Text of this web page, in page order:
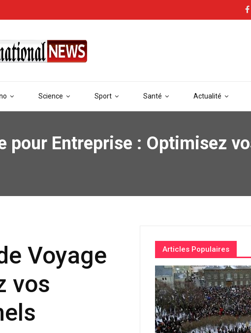
Science Sport Santé Actualité
pour Entreprise : Optimisez
Voyage
vos
Articles Populaires